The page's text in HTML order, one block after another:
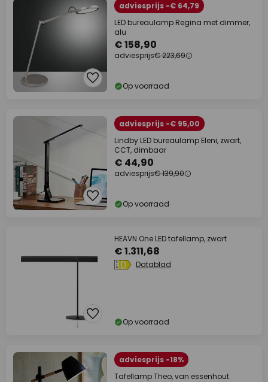
adviesprijs -€ 64,79
LED bureaulamp Regina met dimmer,
alu
€ 158,90
adviesprijs€ 223,69
Op voorraad
adviesprijs -€ 95,00
Lindby LED bureaulamp Eleni, zwart,
CCT, dimbaar
€ 44,90
adviesprijs€ 139,90
Op voorraad
HEAVN One LED tafellamp, zwart
€ 1.311,68
Datablad
Op voorraad
adviesprijs -18%
Tafellamp Theo, van essenhout